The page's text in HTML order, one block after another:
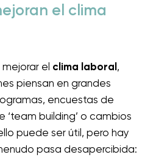
el clima
el clima laboral ,
piensan en grandes
encuestas de
building’ o cambios
puede ser útil, pero hay
pasa desapercibida: